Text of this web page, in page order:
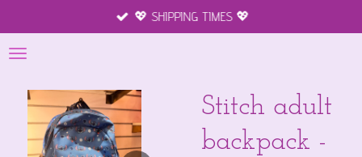
direct
naar
hoofdinhoud
💖 SHIPPING TIMES 💖
Stitch adult
backpack -